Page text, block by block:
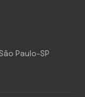
Paulo-SP